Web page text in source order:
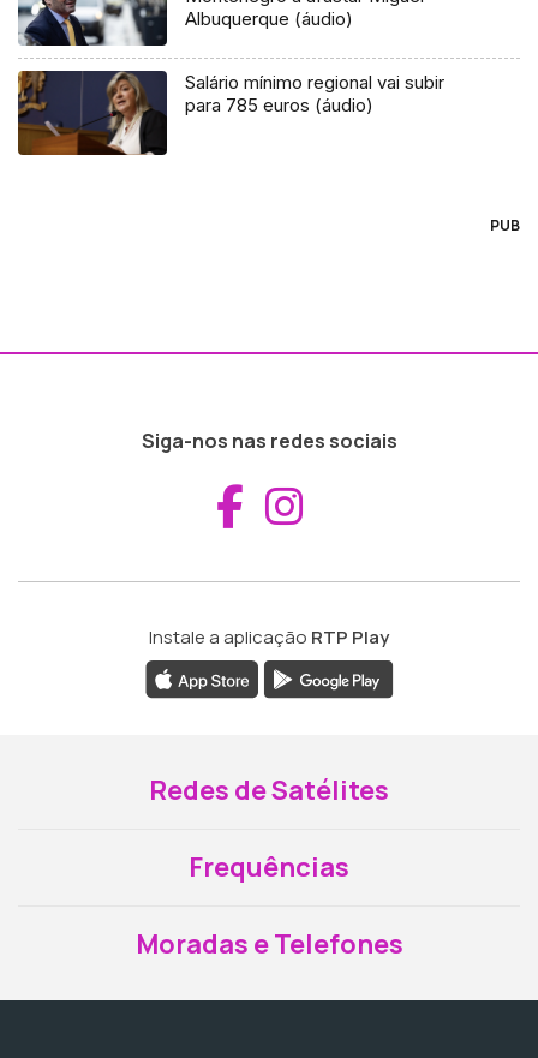
Albuquerque (áudio)
Salário mínimo regional vai subir
para 785 euros (áudio)
PUB
Siga-nos nas redes sociais
Aceder ao
Instale a aplicação RTP Play
Redes de Satélites
Frequências
Moradas e Telefones